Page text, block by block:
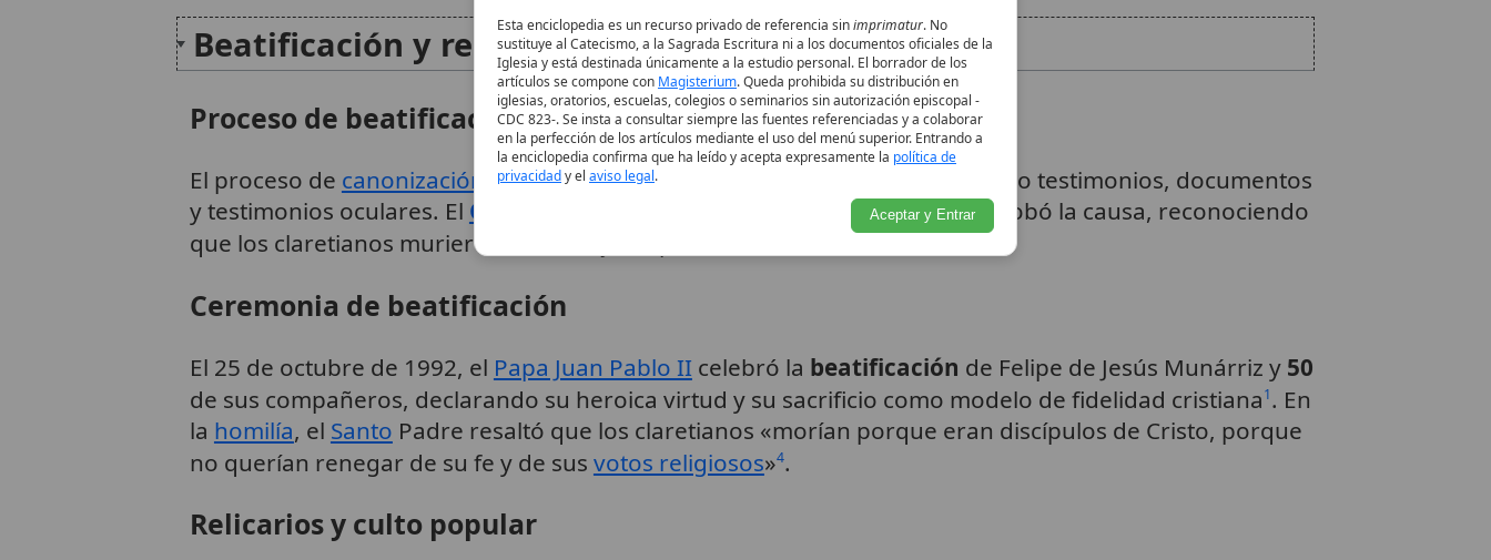
Beatificación y reconocimiento eclesial
Proceso de beatificación
El proceso de canonización
se inició poco después de los hechos, recopilando testimonios, documentos
y testimonios oculares. El Congregación para las Causas de los Santosaprobó la causa, reconociendo
que los claretianos murieron
Ceremonia de beatificación
El 25 de octubre de 1992, el Papa Juan Pablo IIcelebró la beatificación de Felipe de Jesús Munárriz y 50
de sus compañeros, declarando su heroica virtud y su sacrificio como modelo de fidelidad cristiana1. En
la homilía, el Santo Padre resaltó que los claretianos «morían porque eran discípulos de Cristo, porque
no querían renegar de su fe y de sus votos religiosos»4.
Relicarios y culto popular
Esta enciclopedia es un recurso privado de referencia sinimprimatur. No
sustituye al Catecismo, a la Sagrada Escritura ni a los documentos oficiales de la
Iglesia y está destinada únicamente a la estudio personal. El borrador de los
artículos se compone con Magisterium. Queda prohibida su distribución en
iglesias, oratorios, escuelas, colegios o seminarios sin autorización episcopal -
CDC 823-. Se insta a consultar siempre las fuentes referenciadas y a colaborar
en la perfección de los artículos mediante el uso del menú superior. Entrando a
la enciclopedia confirma que ha leído y acepta expresamente la política de
privacidady el aviso legal.
Aceptar y Entrar